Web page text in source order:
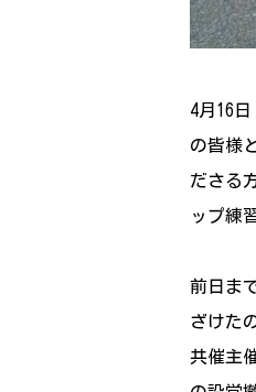
4月16
の皆様
ださる
ップ練
前日ま
ざけた
共催主